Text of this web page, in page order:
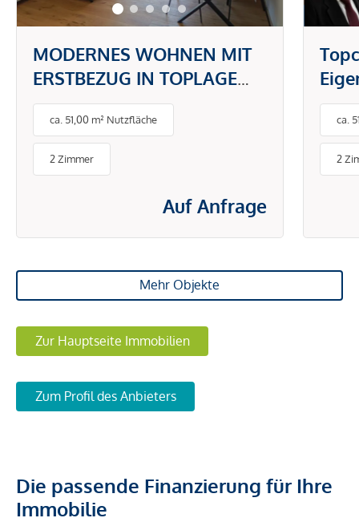
MODERNES WOHNEN MIT
ERSTBEZUG IN TOPLAGE
DONAUSTADT -
PAUSCHALMIETE INKL.
BETRIEBS- UND
ENERGIEKOSTEN
ca. 51,00 m² Nutzfläche
2 Zimmer
Auf Anfrage
ca.
2
Mehr Objekte
Zur Hauptseite Immobilien
Zum Profil des Anbieters
Die passende Finanzierung für Ihre
Immobilie